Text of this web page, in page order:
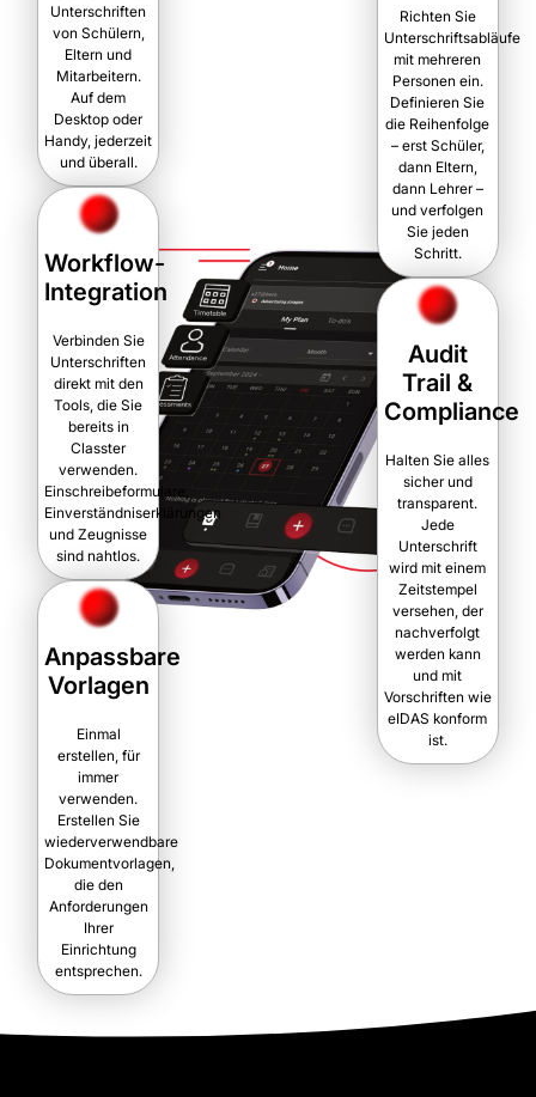
Unterschriften
von Schülern,
Eltern und
Mitarbeitern.
Auf dem
Desktop oder
Handy, jederzeit
und überall.
Workflow-
Integration
Verbinden Sie
Unterschriften
direkt mit den
Tools, die Sie
bereits in
Classter
verwenden.
Einschreibeformulare,
Einverständniserklärungen
und Zeugnisse
sind nahtlos.
Anpassbare
Vorlagen
Einmal
erstellen, für
immer
verwenden.
Erstellen Sie
wiederverwendbare
Dokumentvorlagen,
die den
Anforderungen
Ihrer
Einrichtung
entsprechen.
Richten Sie
Unterschriftsabläufe
mit mehreren
Personen ein.
Definieren Sie
die Reihenfolge
– erst Schüler,
dann Eltern,
dann Lehrer –
und verfolgen
Sie jeden
Schritt.
Audit
Trail &
Compliance
Halten Sie alles
sicher und
transparent.
Jede
Unterschrift
wird mit einem
Zeitstempel
versehen, der
nachverfolgt
werden kann
und mit
Vorschriften wie
eIDAS konform
ist.